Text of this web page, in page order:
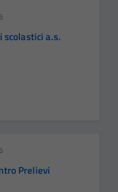
scolastici a.s.
Prelievi